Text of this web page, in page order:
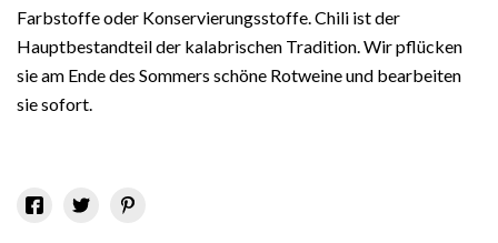
Farbstoffe oder Konservierungsstoffe. Chili ist der
Hauptbestandteil der kalabrischen Tradition. Wir pflücken
sie am Ende des Sommers schöne Rotweine und bearbeiten
sie sofort.